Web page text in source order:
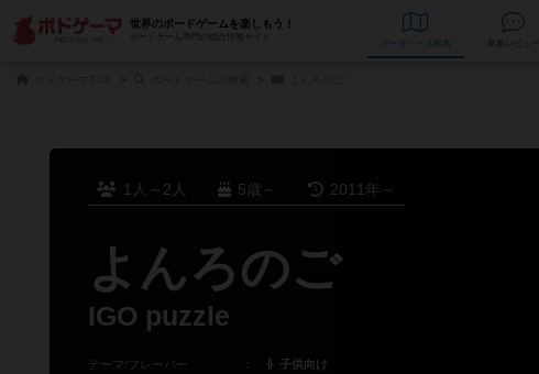
世界のボードゲームを楽しもう！
ボードゲーム専門の総合情報サイト
データベース
1人～2人 5歳～ 2011年～
よんろのご
IGO puzzle
テーマ/フレーバー ：
子供向け